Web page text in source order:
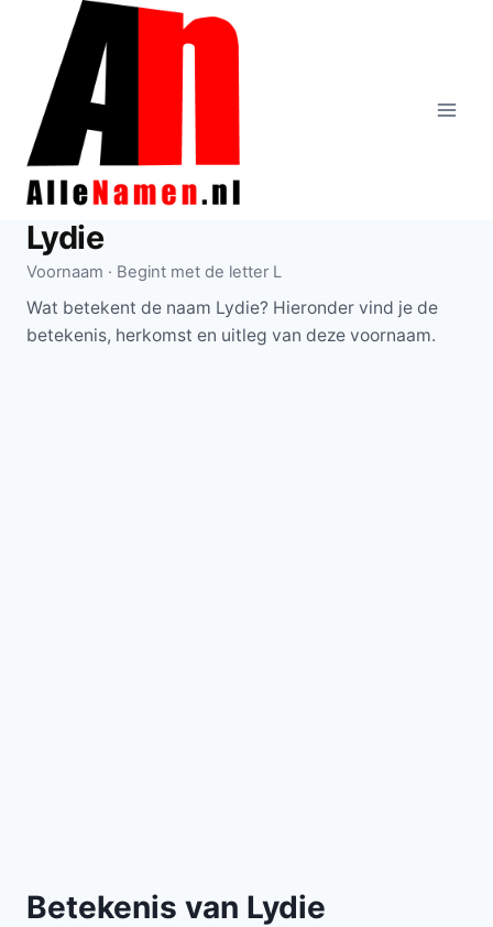
Doorgaan
inhoud
Lydie
Voornaam · Begint met de letter L
Wat betekent de naam Lydie? Hieronder vind je de
betekenis, herkomst en uitleg van deze voornaam.
Betekenis van Lydie